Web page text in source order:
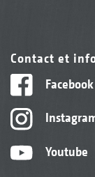
Contact et
Facebook
Youtube